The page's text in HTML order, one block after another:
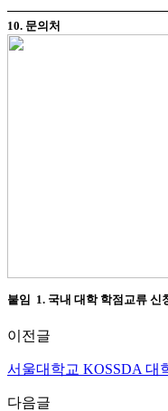
10. 문의처
붙임 1. 국내 대학 학점교류 신
이전글
서울대학교 KOSSDA 대
다음글